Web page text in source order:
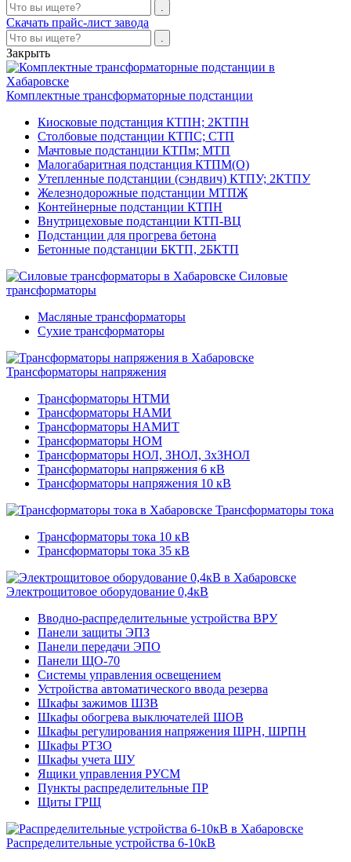
Скачать прайс-лист завода
Закрыть
Комплектные трансформаторные подстанции
Киосковые подстанция КТПН; 2КТПН
Столбовые подстанции КТПС; СТП
Мачтовые подстанции КТПм; МТП
Малогабаритная подстанция КТПМ(О)
Утепленные подстанции (сэндвич) КТПУ; 2КТПУ
Железнодорожные подстанции МТПЖ
Контейнерные подстанции КТПН
Внутрицеховые подстанции КТП-ВЦ
Подстанции для прогрева бетона
Бетонные подстанции БКТП, 2БКТП
Силовые
трансформаторы
Масляные трансформаторы
Сухие трансформаторы
Трансформаторы напряжения
Трансформаторы НТМИ
Трансформаторы НАМИ
Трансформаторы НАМИТ
Трансформаторы НОМ
Трансформаторы НОЛ, ЗНОЛ, 3хЗНОЛ
Трансформаторы напряжения 6 кВ
Трансформаторы напряжения 10 кВ
Трансформаторы тока
Трансформаторы тока 10 кВ
Трансформаторы тока 35 кВ
Электрощитовое оборудование 0,4кВ
Вводно-распределительные устройства ВРУ
Панели защиты ЭПЗ
Панели передачи ЭПО
Панели ЩО-70
Системы управления освещением
Устройства автоматического ввода резерва
Шкафы зажимов ШЗВ
Шкафы обогрева выключателей ШОВ
Шкафы регулирования напряжения ШРН, ШРПН
Шкафы РТЗО
Шкафы учета ШУ
Ящики управления РУСМ
Пункты распределительные ПР
Щиты ГРЩ
Распределительные устройства 6-10кВ